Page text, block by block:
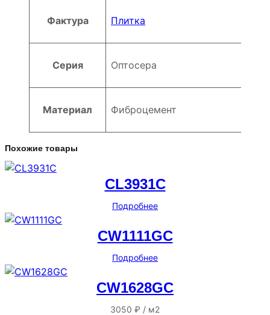
Фактура Плитка
Серия Оптосера
Материал Фиброцемент
Похожие товары
CL3931C
Подробнее
CW1111GC
Подробнее
CW1628GC
3050 ₽ / м2